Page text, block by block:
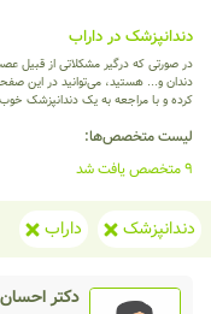
دندانپزشک در داراب
در صورتی که درگیر مشکلاتی از قبیل
دندان و... هستید، می‌توانید در این
کرده و با مراجعه به یک دندانپزشک
لیست متخصص‌ها:
9 متخصص یافت شد
دندانپزشک داراب
دکتر